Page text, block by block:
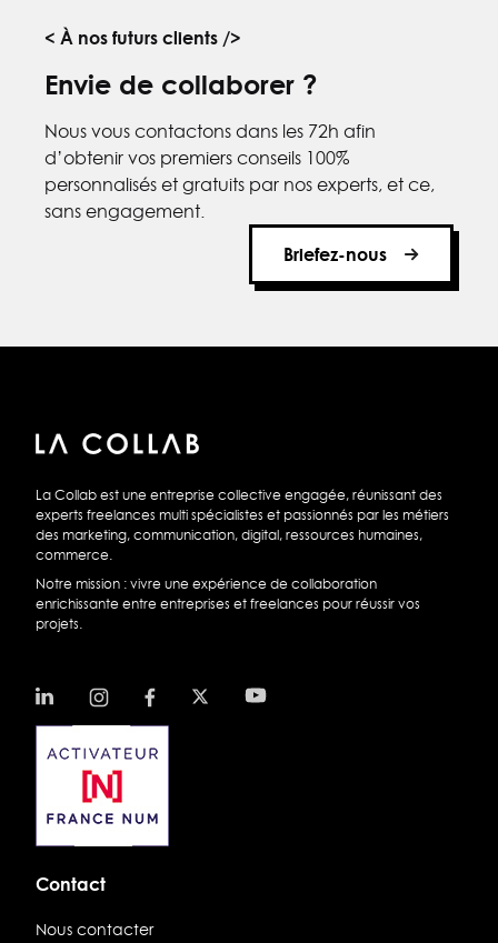
< À nos futurs clients />
Envie de collaborer ?
Nous vous contactons dans les 72h afin
d’obtenir vos premiers conseils 100%
personnalisés et gratuits par nos experts, et ce,
sans engagement.
Briefez-nous
La Collab est une entreprise collective engagée, réunissant des
experts freelances multi spécialistes et passionnés par les métiers
des marketing, communication, digital, ressources humaines,
commerce.
Notre mission : vivre une expérience de collaboration
enrichissante entre entreprises et freelances pour réussir vos
projets.
Contact
Nous contacter